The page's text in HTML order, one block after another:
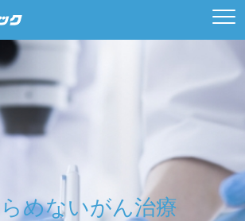
ミロイドＰＥＴ
薬剤を用いて、
マーの予兆を診断します。
めないがん治療